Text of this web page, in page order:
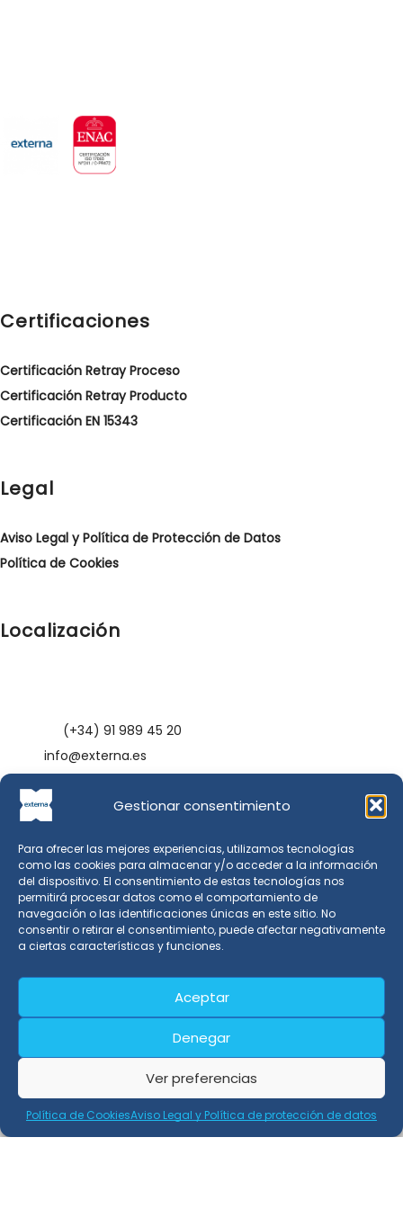
Gestionar consentimiento
Para ofrecer las mejores experiencias, utilizamos tecnologías
como las cookies para almacenar y/o acceder a la información
del dispositivo. El consentimiento de estas tecnologías nos
permitirá procesar datos como el comportamiento de
navegación o las identificaciones únicas en este sitio. No
consentir o retirar el consentimiento, puede afectar negativamente
a ciertas características y funciones.
Aceptar
Denegar
Ver preferencias
Política de CookiesAviso Legal y Política de protección de datos
Certificaciones
Certificación Retray Proceso
Certificación Retray Producto
Certificación EN 15343
Legal
Aviso Legal y Política de Protección de Datos
Política de Cookies
Localización
(+34) 91 989 45 20
info@externa.es
Externa Soluciones S.L. ha sido beneficiaria de Fondos
Europeos, cuyo objetivo es la mejora de la competitividad
de las PYMES, y gracias al cual ha puesto en marcha un
Plan de Acción con el objetivo de reforzar la digitalización y
la Cámara de Comercio de Granada. #EuropaSeSiente